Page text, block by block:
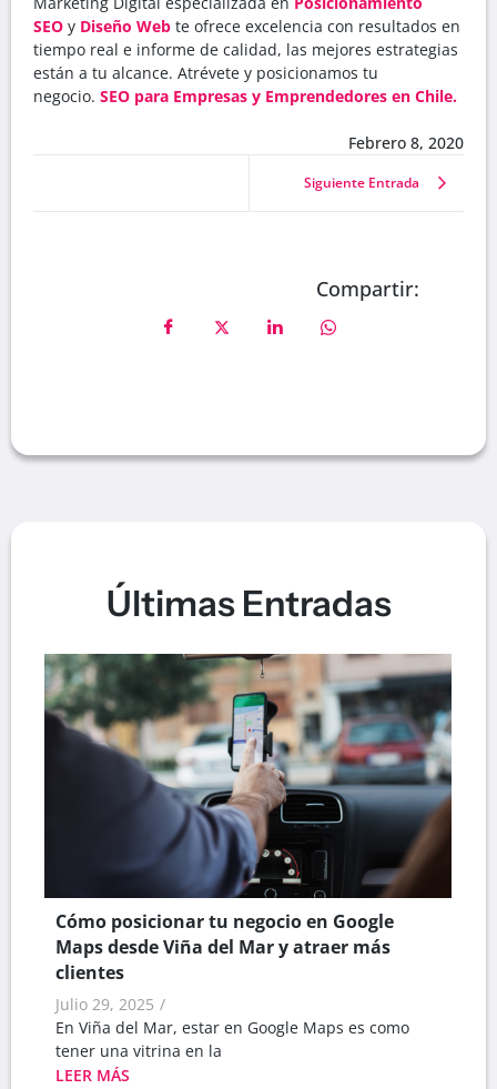
SEO y Diseño Web te ofrece excelencia con resultados en
tiempo real e informe de calidad, las mejores estrategias
están a tu alcance. Atrévete y posicionamos tu
negocio. SEO para Empresas y Emprendedores en Chile.
Febrero 8, 2020
Siguiente Entrada
Compartir:
Últimas Entradas
Cómo posicionar tu negocio en Google
Maps desde Viña del Mar y atraer más
clientes
Julio 29, 2025 /
En Viña del Mar, estar en Google Maps es como
tener una vitrina en la
LEER MÁS